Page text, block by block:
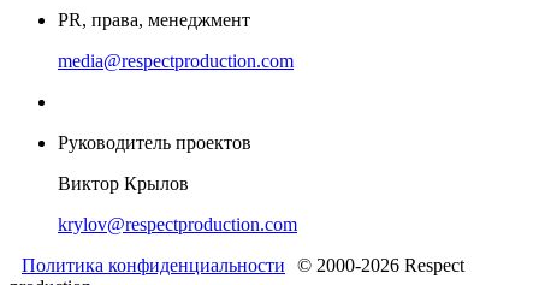
PR, права, менеджмент
media@respectproduction.com
Руководитель проектов
Виктор Крылов
krylov@respectproduction.com
Политика конфиденциальности
© 2000-2026 Respect